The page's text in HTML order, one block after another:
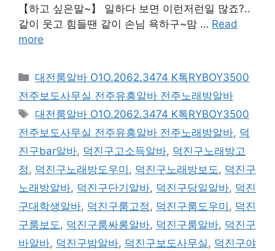
【하고 싶은말~】 일하다 보면 이런저런일 많죠?..
같이 웃고 힘들땐 같이 손님 욕하구~맘 … Read
more
카
테
리
대전룸알바 O1O.2062.3474 K톡RYBOY3500
전주보도사무실 전주유흥알바 전주노래방알바
태
그
대전룸알바 O1O.2062.3474 K톡RYBOY3500
전주보도사무실 전주유흥알바 전주노래방알바, 덕
진구bar알바, 덕진구고소득알바, 덕진구노래방고
정 , 덕진구노래방도우미 , 덕진구노래방보도 , 덕진구
노래방알바, 덕진구단기알바, 덕진구당일알바, 덕진
구대학생알바, 덕진구룸고정 , 덕진구룸도우미 , 덕진
구룸보도 , 덕진구룸싸롱알바, 덕진구룸알바, 덕진구
바알바, 덕진구밤알바, 덕진구보도사무실 , 덕진구야